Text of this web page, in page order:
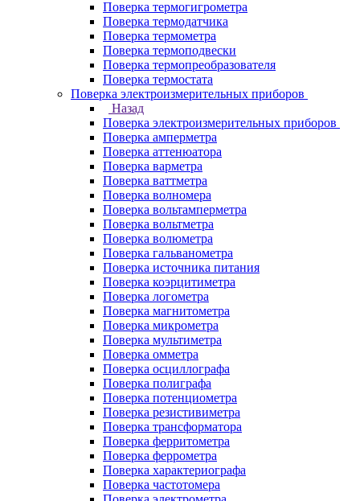
Поверка термогигрометра
Поверка термодатчика
Поверка термометра
Поверка термоподвески
Поверка термопреобразователя
Поверка термостата
Поверка электроизмерительных приборов
Назад
Поверка электроизмерительных приборов
Поверка амперметра
Поверка аттенюатора
Поверка варметра
Поверка ваттметра
Поверка волномера
Поверка вольтамперметра
Поверка вольтметра
Поверка волюметра
Поверка гальванометра
Поверка источника питания
Поверка коэрцитиметра
Поверка логометра
Поверка магнитометра
Поверка микрометра
Поверка мультиметра
Поверка омметра
Поверка осциллографа
Поверка полиграфа
Поверка потенциометра
Поверка резистивиметра
Поверка трансформатора
Поверка ферритометра
Поверка феррометра
Поверка характериографа
Поверка частотомера